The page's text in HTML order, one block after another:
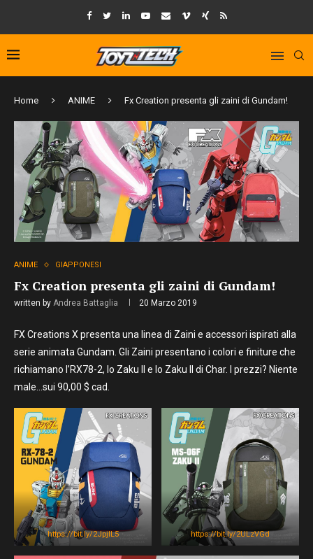
Home ANIME Fx Creation presenta gli zaini di Gundam!
ANIME GIAPPONESI
Fx Creation presenta gli zaini di Gundam!
written by Andrea Battaglia 20 Marzo 2019
FX Creations X presenta una linea di Zaini e accessori ispirati alla
serie animata Gundam. Gli Zaini presentano i colori e finiture che
richiamano l’RX78-2, lo Zaku II e lo Zaku II di Char. I prezzi? Niente
male…sui 90,00 $ cad.
https://bit.ly/2JpjlL5 https://bit.ly/2ULzVGd